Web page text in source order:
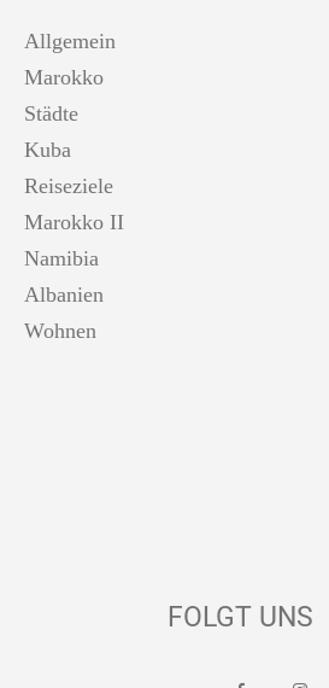
Allgemein
Marokko
Städte
Kuba
Reiseziele
Marokko II
Namibia
Albanien
Wohnen
FOLGT UNS